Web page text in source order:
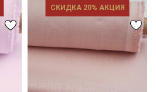
СКИДКА 20% АКЦИЯ